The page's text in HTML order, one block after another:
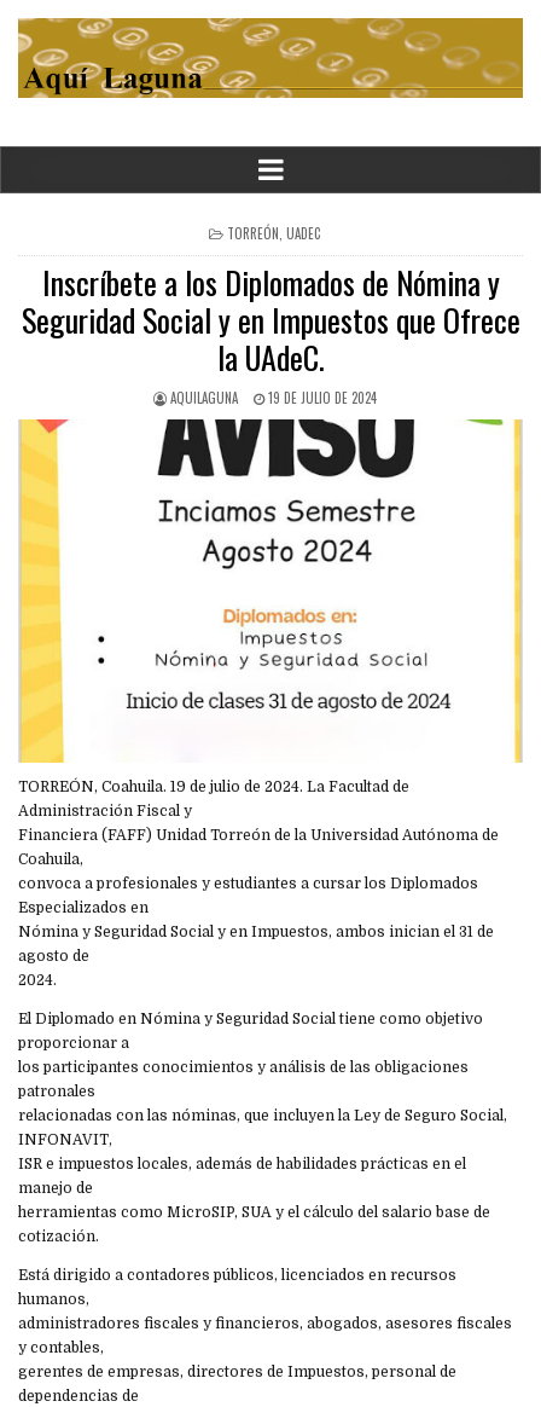
POSTED
IN
TORREÓN UADEC
Inscríbete a los Diplomados de Nómina y
Seguridad Social y en Impuestos que Ofrece
la UAdeC.
AQUILAGUNA 19 DE JULIO DE 2024
TORREÓN, Coahuila. 19 de julio de 2024. La Facultad de
Administración Fiscal y
Financiera (FAFF) Unidad Torreón de la Universidad Autónoma de
Coahuila,
convoca a profesionales y estudiantes a cursar los Diplomados
Especializados en
Nómina y Seguridad Social y en Impuestos, ambos inician el 31 de
agosto de
2024.
El Diplomado en Nómina y Seguridad Social tiene como objetivo
proporcionar a
los participantes conocimientos y análisis de las obligaciones
patronales
relacionadas con las nóminas, que incluyen la Ley de Seguro Social,
INFONAVIT,
ISR e impuestos locales, además de habilidades prácticas en el
manejo de
herramientas como MicroSIP, SUA y el cálculo del salario base de
cotización.
Está dirigido a contadores públicos, licenciados en recursos
humanos,
administradores fiscales y financieros, abogados, asesores fiscales
y contables,
gerentes de empresas, directores de Impuestos, personal de
dependencias de